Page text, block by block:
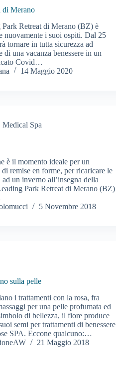
di Merano
Retreat di Merano (BZ) è
nuovamente i suoi ospiti. Dal 25
tornare in tutta sicurezza ad
di una vacanza benessere in un
Covid…
14 Maggio 2020
Medical Spa
è il momento ideale per un
remise en forme, per ricaricare le
ad un inverno all’insegna della
Park Retreat di Merano (BZ)
5 Novembre 2018
sulla pelle
i trattamenti con la rosa, fra
per una pelle profumata ed
di bellezza, il fiore produce
semi per trattamenti di benessere
SPA. Eccone qualcuno:…
21 Maggio 2018